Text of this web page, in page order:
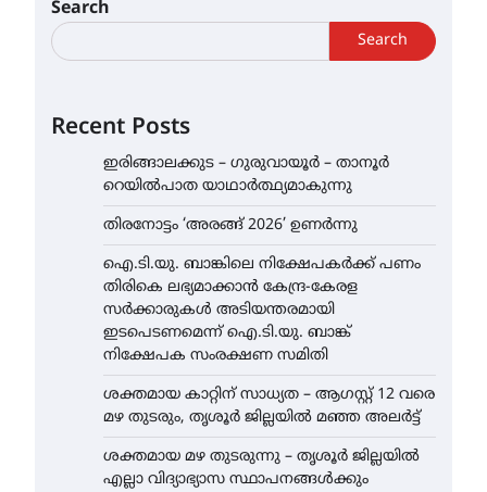
Search
Search
Recent Posts
ഇരിങ്ങാലക്കുട – ഗുരുവായൂർ – താനൂർ
റെയിൽപാത യാഥാർത്ഥ്യമാകുന്നു
തിരനോട്ടം ‘അരങ്ങ് 2026’ ഉണർന്നു
ഐ.ടി.യു. ബാങ്കിലെ നിക്ഷേപകർക്ക് പണം
തിരികെ ലഭ്യമാക്കാൻ കേന്ദ്ര-കേരള
സർക്കാരുകൾ അടിയന്തരമായി
ഇടപെടണമെന്ന് ഐ.ടി.യു. ബാങ്ക്
നിക്ഷേപക സംരക്ഷണ സമിതി
ശക്തമായ കാറ്റിന് സാധ്യത – ആഗസ്റ്റ് 12 വരെ
മഴ തുടരും, തൃശൂർ ജില്ലയിൽ മഞ്ഞ അലർട്ട്
ശക്തമായ മഴ തുടരുന്നു – തൃശൂർ ജില്ലയിൽ
എല്ലാ വിദ്യാഭ്യാസ സ്ഥാപനങ്ങൾക്കും